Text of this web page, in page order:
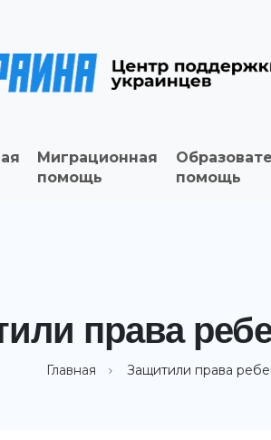
Миграционная
помощь
помощь
права
Главная Защитили права